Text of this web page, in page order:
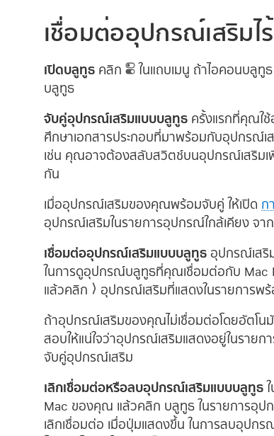
เชื่อมต่ออุปกรณ์เสริมไ
เปิดบลูทูธ คลิก ในแถบเมนู ถ้าไอคอนบลูทู
บลูทูธ
จับคู่อุปกรณ์เสริมแบบบลูทูธ ครั้งแรกที่คุณใ
ศึกษาเอกสารประกอบที่มาพร้อมกับอุปกรณ์
เช่น คุณอาจต้องสลับสวิตช์บนอุปกรณ์เสริมเ
กัน
เมื่ออุปกรณ์เสริมของคุณพร้อมจับคู่ ให้เปิด ก
อุปกรณ์เสริมในรายการอุปกรณ์ใกล้เคียง จา
เชื่อมต่ออุปกรณ์เสริมแบบบลูทูธ อุปกรณ์เสริ
ในการดูอุปกรณ์บลูทูธที่คุณเชื่อมต่อกับ Mac
แล้วคลิก
อุปกรณ์เสริมที่แสดงในรายการพ
ถ้าอุปกรณ์เสริมของคุณไม่เชื่อมต่อโดยอัตโ
สอบให้แน่ใจว่าอุปกรณ์เสริมแสดงอยู่ในราย
จับคู่อุปกรณ์เสริม
เลิกเชื่อมต่อหรือลบอุปกรณ์เสริมแบบบลูทูธ
Mac ของคุณ แล้วคลิก บลูทูธ ในรายการอุป
เลิกเชื่อมต่อ เมื่อปุ่มแสดงขึ้น ในการลบอุปก